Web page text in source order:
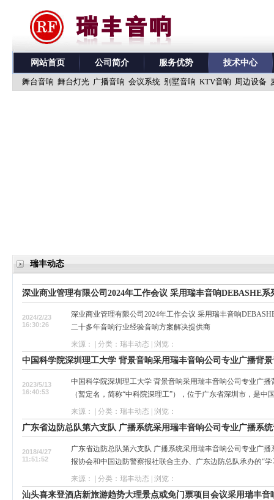
网站首页 公司简介 服务优势 技术中心
舞台音响 舞台灯光 广播音响 会议系统 别墅音响 KTV音响 周边设备
瑞丰动态
深业商业管理有限公司2024年工作会议 采用瑞丰音响DEBASHE系
2024/2/23
16:30:26
深业商业管理有限公司2024年工作会议 采用瑞丰音响
二十多年音响行业经验音响方案解决提供商
来源： | 分类：瑞丰动态 | 浏览：
中国科学院深圳理工大学 背景音响采用瑞丰音响公司专业广播背
2023/5/13
16:40:53
中国科学院深圳理工大学 背景音响采用瑞丰音响公司专业广
（暂定名，简称“中科院深理工”），位于广东省深圳市，是中
来源： | 分类：瑞丰动态 | 浏览：
广东省边防总队第六支队 广播系统采用瑞丰音响公司专业广播系
2018/4/27
11:51:52
广东省边防总队第六支队 广播系统采用瑞丰音响公司专业广
报协会和中国边防警察报社联合主办、广东边防总队承办的“
来源： | 分类：瑞丰动态 | 浏览：
汕头喜来登酒店新旅游趋势大理景点或免门票项目会议采用瑞丰音